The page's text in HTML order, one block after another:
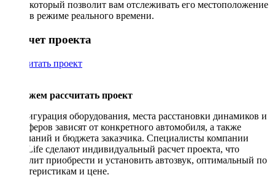
который позволит вам отслеживать его местоположение
в режиме реального времени.
Рассчет проекта
Рассчитать проект
Поможем рассчитать проект
Конфигурация оборудования, места расстановки динамиков и
сабвуферов зависят от конкретного автомобиля, а также
пожеланий и бюджета заказчика. Специалисты компании
DriveLife сделают индивидуальный расчет проекта, что
позволит приобрести и установить автозвук, оптимальный по
характеристикам и цене.